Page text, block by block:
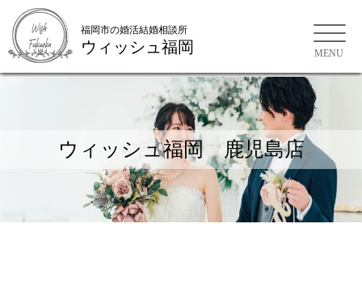
福岡市の婚活結婚相談所
福岡市の婚活結婚相談所
ウィッシュ福岡
ウィッシュ福岡 鹿児島店